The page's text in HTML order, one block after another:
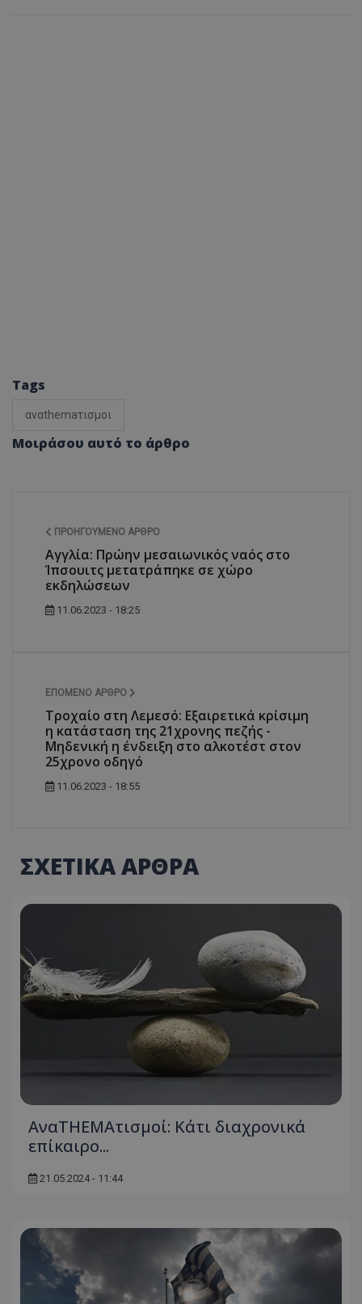
Tags
αναthemaτισμοι
Μοιράσου αυτό το άρθρο
ΠΡΟΗΓΟΎΜΕΝΟ ΆΡΘΡΟ
Αγγλία: Πρώην μεσαιωνικός ναός στο
Ίπσουιτς μετατράπηκε σε χώρο
εκδηλώσεων
11.06.2023 - 18:25
ΕΠΌΜΕΝΟ ΆΡΘΡΟ
Τροχαίο στη Λεμεσό: Εξαιρετικά κρίσιμη
η κατάσταση της 21χρονης πεζής -
Μηδενική η ένδειξη στο αλκοτέστ στον
25χρονο οδηγό
11.06.2023 - 18:55
ΣΧΕΤΙΚΑ ΑΡΘΡΑ
AναTHEMAτισμοί: Κάτι διαχρονικά
επίκαιρο...
21.05.2024 - 11:44